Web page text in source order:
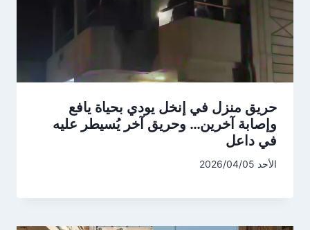
حريق منزل في إنخل يودي بحياة يافع
وإصابة آخرين… وحريق آخر يُسيطر عليه
في داعل
الأحد 2026/04/05